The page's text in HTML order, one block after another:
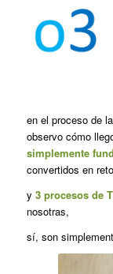
en el proceso de
observo cómo
simplemente
convertidos en
y 3 procesos de
nosotras,
sí, son